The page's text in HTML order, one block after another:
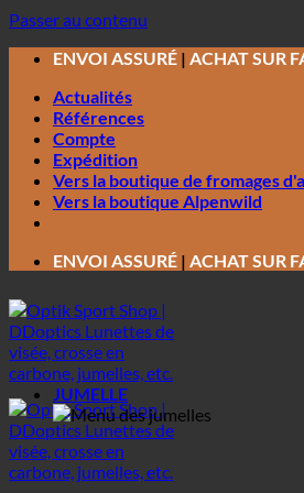
Passer au contenu
ENVOI ASSURÉ | ACHAT SUR
Actualités
Références
Compte
Expédition
Vers la boutique de fromages
Vers la boutique Alpenwild
ENVOI ASSURÉ | ACHAT SUR
JUMELLE